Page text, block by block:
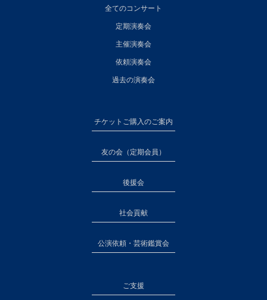
全てのコンサート
定期演奏会
主催演奏会
依頼演奏会
過去の演奏会
チケットご購入のご案内
友の会（定期会員）
後援会
社会貢献
公演依頼・芸術鑑賞会
ご支援